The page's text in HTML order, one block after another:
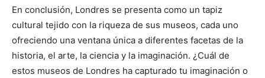
En conclusión, Londres se presenta como un tapiz
cultural tejido con la riqueza de sus museos, cada uno
ofreciendo una ventana única a diferentes facetas de la
historia, el arte, la ciencia y la imaginación. ¿Cuál de
estos museos de Londres ha capturado tu imaginación o